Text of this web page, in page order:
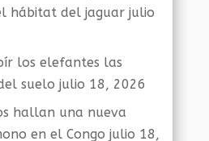
hábitat del jaguar julio
los elefantes las
suelo julio 18, 2026
hallan una nueva
en el Congo julio 18,